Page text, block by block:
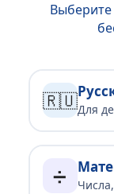
🇷🇺Для
➗